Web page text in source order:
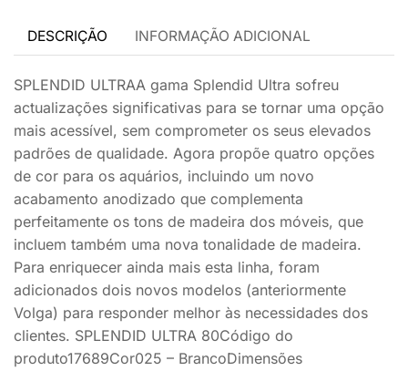
DESCRIÇÃO INFORMAÇÃO ADICIONAL
SPLENDID ULTRAA gama Splendid Ultra sofreu
actualizações significativas para se tornar uma opção
mais acessível, sem comprometer os seus elevados
padrões de qualidade. Agora propõe quatro opções
de cor para os aquários, incluindo um novo
acabamento anodizado que complementa
perfeitamente os tons de madeira dos móveis, que
incluem também uma nova tonalidade de madeira.
Para enriquecer ainda mais esta linha, foram
adicionados dois novos modelos (anteriormente
Volga) para responder melhor às necessidades dos
clientes. SPLENDID ULTRA 80Código do
produto17689Cor025 – BrancoDimensões